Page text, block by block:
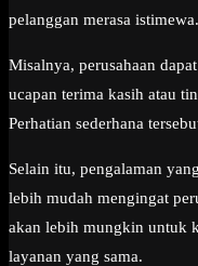
pelanggan merasa istimewa.
Misalnya, perusahaan
ucapan terima kasih atau
Perhatian sederhana
Selain itu, pengalaman
lebih mudah mengingat
akan lebih mungkin untuk
layanan yang sama.